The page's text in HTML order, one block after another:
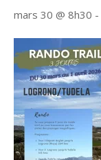
mars 30 @ 8h30 -